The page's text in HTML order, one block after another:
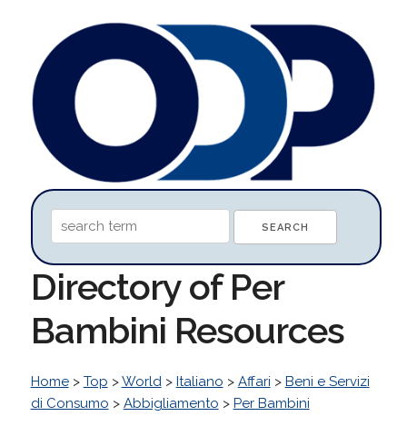
Directory of Per
Bambini Resources
Home> Top >World> Italiano > Affari > Beni e Servizi
di Consumo > Abbigliamento > Per Bambini